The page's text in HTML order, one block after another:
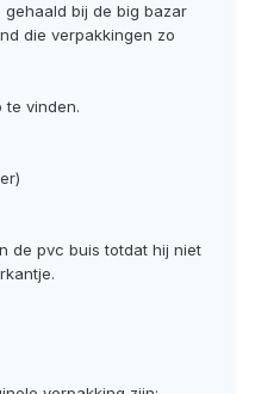
bij de big bazar
die verpakkingen zo
te vinden.
de pvc buis totdat hij niet